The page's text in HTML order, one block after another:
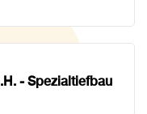
- Spezialtiefbau